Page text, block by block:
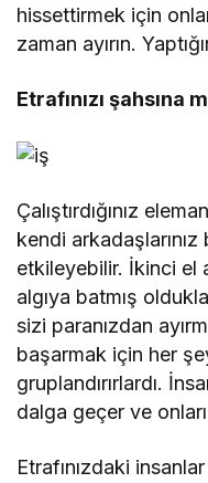
hissettirmek için
zaman ayırın.
Etrafınızı şahsına
Çalıştırdığınız
kendi
etkileyebilir. İkinci el
algıya batmış
sizi paranızdan
başarmak için her
gruplandırırlardı.
dalga geçer ve
Etrafınızdaki